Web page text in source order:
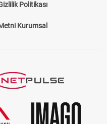
Politikası
Kurumsal